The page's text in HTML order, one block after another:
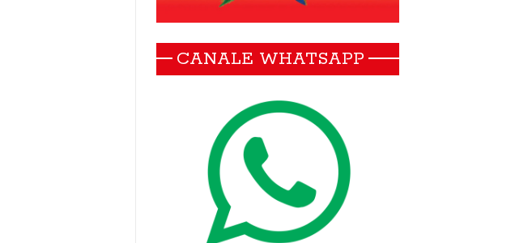
CANALE WHATSAPP